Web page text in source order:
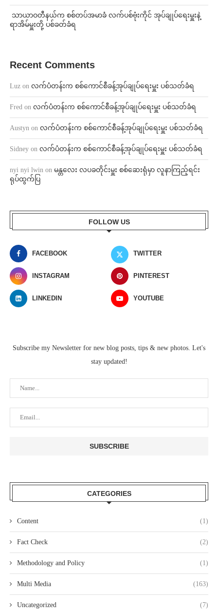
⁩ ⁨သာယာဝတီနယ်က စစ်တပ်အမာခံ လက်ပစ်ဗုံးကိုင် အုပ်ချုပ်ရေးမှူးနဲ့
ရာအိမ်မှူးတို့ ပစ်ခတ်ခံရ
Recent Comments
Luz on လက်ပံတန်းက စစ်ကောင်စီခန့်အုပ်ချုပ်ရေးမှူး ပစ်သတ်ခံရ
Fred on လက်ပံတန်းက စစ်ကောင်စီခန့်အုပ်ချုပ်ရေးမှူး ပစ်သတ်ခံရ
Austyn on လက်ပံတန်းက စစ်ကောင်စီခန့်အုပ်ချုပ်ရေးမှူး ပစ်သတ်ခံရ
Sidney on လက်ပံတန်းက စစ်ကောင်စီခန့်အုပ်ချုပ်ရေးမှူး ပစ်သတ်ခံရ
nyi nyi lwin on မန္တလေး လပခတိုင်းမှူး စစ်ဆေးရုံမှာ လူနာကြည့်ရင်း
ရုပ်ထွက်ပြ
FOLLOW US
FACEBOOK TWITTER
INSTAGRAM PINTEREST
LINKEDIN YOUTUBE
Subscribe my Newsletter for new blog posts, tips & new photos. Let's
stay updated!
CATEGORIES
Content (1)
Fact Check (2)
Methodology and Policy (1)
Multi Media (163)
Uncategorized (7)